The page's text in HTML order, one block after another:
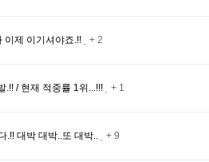
이제 이기셔야죠.!! + 2
.!! / 현재 적중률 1위...!!! + 1
.!! 대박 대박..또 대박.. + 9